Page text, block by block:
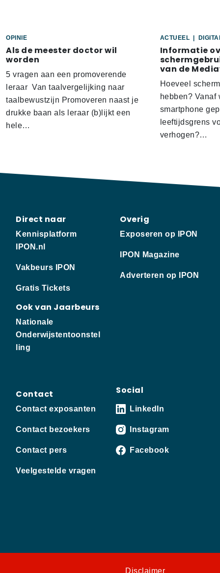
OPINIE
Als de meester doctor wil
worden
5 vragen aan een promoverende
leraar Van taalvergelijking naar
taalbewustzijn Promoveren naast je
drukke baan als leraar (b)lijkt een
hele…
ACTUEEL
Informatie
van de
Hoeveel
hebben?
smartphone
leeftijdsgrens
verhogen?…
Direct naar
Kennisplatform
IPON.nl
Vakbeurs IPON
Gratis Tickets
Ook van Jaarbeurs
Nationale
Onderwijstentoonstel
ling
Overig
Exposeren op IPON
IPON Magazine
Adverteren op IPON
Contact
Contact exposanten
Contact bezoekers
Contact pers
Veelgestelde vragen
Social
LinkedIn
Instagram
Facebook
Disclaimer